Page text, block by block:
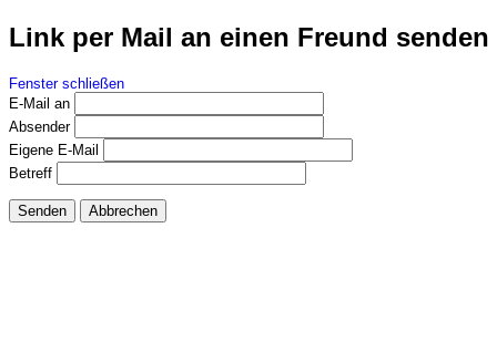
Link per Mail an einen Freund senden
Fenster schließen
E-Mail an
Absender
Eigene E-Mail
Betreff
Senden Abbrechen